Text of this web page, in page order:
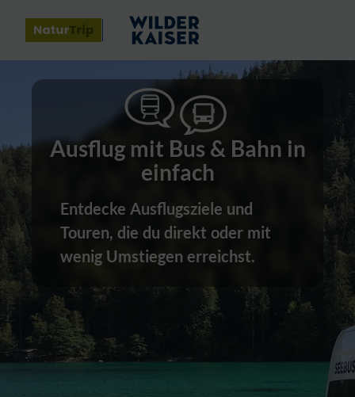
Ausflug mit Bus & Bahn in
einfach
Entdecke Ausflugsziele und
Touren, die du direkt oder mit
wenig Umstiegen erreichst.